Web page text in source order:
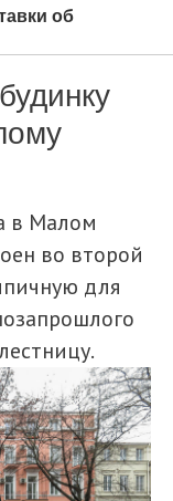
об
в Малом
во второй
для